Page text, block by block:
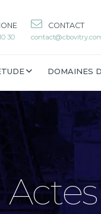
30
CONTACT
DOMAINES
Actes